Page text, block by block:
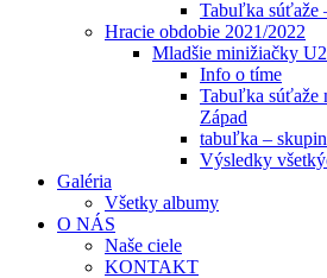
Tabuľka súťaže
Hracie obdobie 2021/2022
Mladšie minižiačky
Info o tíme
Tabuľka súťaže
Západ
tabuľka –
Výsledky
Galéria
Všetky albumy
O NÁS
Naše ciele
KONTAKT